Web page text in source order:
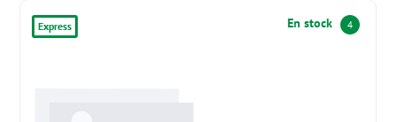
Express En stock 4